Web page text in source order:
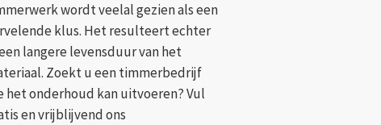
wordt veelal gezien als een
klus. Het resulteert echter
langere levensduur van het
Zoekt u een timmerbedrijf
het onderhoud kan uitvoeren? Vul
en vrijblijvend ons